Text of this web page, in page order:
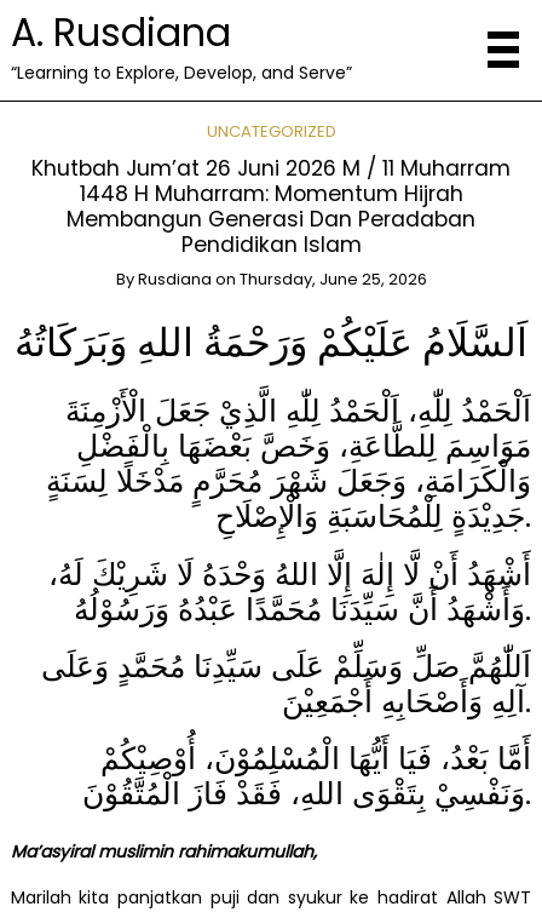
A. Rusdiana
“Learning to Explore, Develop, and Serve”
UNCATEGORIZED
Khutbah Jum’at 26 Juni 2026 M / 11 Muharram
1448 H Muharram: Momentum Hijrah
Membangun Generasi Dan Peradaban
Pendidikan Islam
ByRusdiana on Thursday, June 25, 2026
اَلسَّلَامُ عَلَيْكُمْ وَرَحْمَةُ اللهِ وَبَرَكَاتُهُ
اَلْحَمْدُ لِلّٰهِ، اَلْحَمْدُ لِلّٰهِ الَّذِيْ جَعَلَ الْأَزْمِنَةَ
مَوَاسِمَ لِلطَّاعَةِ، وَخَصَّ بَعْضَهَا بِالْفَضْلِ
وَالْكَرَامَةِ، وَجَعَلَ شَهْرَ مُحَرَّمٍ مَدْخَلًا لِسَنَةٍ
جَدِيْدَةٍ لِلْمُحَاسَبَةِ وَالْإِصْلَاحِ.
أَشْهَدُ أَنْ لَّا إِلٰهَ إِلَّا اللهُ وَحْدَهُ لَا شَرِيْكَ لَهُ،
وَأَشْهَدُ أَنَّ سَيِّدَنَا مُحَمَّدًا عَبْدُهُ وَرَسُوْلُهُ.
اَللّٰهُمَّ صَلِّ وَسَلِّمْ عَلَى سَيِّدِنَا مُحَمَّدٍ وَعَلَى
آلِهِ وَأَصْحَابِهِ أَجْمَعِيْنَ.
أَمَّا بَعْدُ، فَيَا أَيُّهَا الْمُسْلِمُوْنَ، أُوْصِيْكُمْ
وَنَفْسِيْ بِتَقْوَى اللهِ، فَقَدْ فَازَ الْمُتَّقُوْنَ.
Ma’asyiral muslimin rahimakumullah,
Marilah kita panjatkan puji dan syukur ke hadirat Allah SWT